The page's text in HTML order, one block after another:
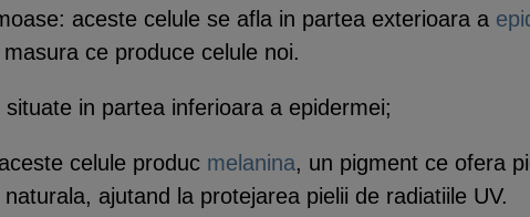
aceste celule se afla in partea exterioara a
ce produce celule noi.
situate in partea inferioara a epidermei;
celule produc melanina, un pigment ce ofera
ajutand la protejarea pielii de radiatiile UV.